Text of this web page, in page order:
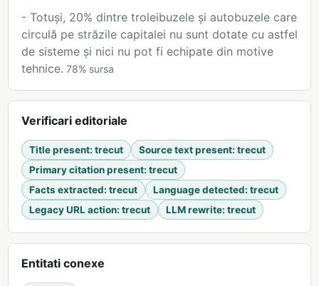
- Totuși, 20% dintre troleibuzele și autobuzele care
circulă pe străzile capitalei nu sunt dotate cu astfel
de sisteme și nici nu pot fi echipate din motive
tehnice. 78% sursa
Verificari editoriale
Title present: trecut Source text present: trecut
Primary citation present: trecut
Facts extracted: trecut Language detected: trecut
Legacy URL action: trecut LLM rewrite: trecut
Entitati conexe